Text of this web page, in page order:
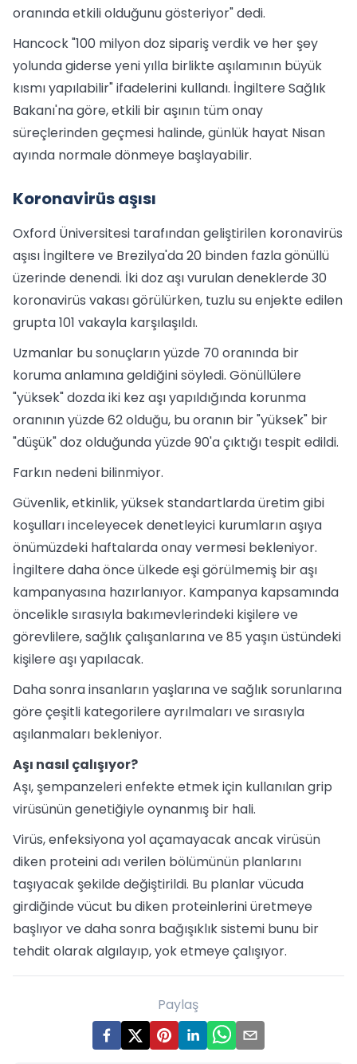
oranında etkili olduğunu gösteriyor" dedi.
Hancock "100 milyon doz sipariş verdik ve her şey
yolunda giderse yeni yılla birlikte aşılamının büyük
kısmı yapılabilir" ifadelerini kullandı. İngiltere Sağlık
Bakanı'na göre, etkili bir aşının tüm onay
süreçlerinden geçmesi halinde, günlük hayat Nisan
ayında normale dönmeye başlayabilir.
Koronavirüs aşısı
Oxford Üniversitesi tarafından geliştirilen koronavirüs
aşısı İngiltere ve Brezilya'da 20 binden fazla gönüllü
üzerinde denendi. İki doz aşı vurulan deneklerde 30
koronavirüs vakası görülürken, tuzlu su enjekte edilen
grupta 101 vakayla karşılaşıldı.
Uzmanlar bu sonuçların yüzde 70 oranında bir
koruma anlamına geldiğini söyledi. Gönüllülere
"yüksek" dozda iki kez aşı yapıldığında korunma
oranının yüzde 62 olduğu, bu oranın bir "yüksek" bir
"düşük" doz olduğunda yüzde 90'a çıktığı tespit edildi.
Farkın nedeni bilinmiyor.
Güvenlik, etkinlik, yüksek standartlarda üretim gibi
koşulları inceleyecek denetleyici kurumların aşıya
önümüzdeki haftalarda onay vermesi bekleniyor.
İngiltere daha önce ülkede eşi görülmemiş bir aşı
kampanyasına hazırlanıyor. Kampanya kapsamında
öncelikle sırasıyla bakımevlerindeki kişilere ve
görevlilere, sağlık çalışanlarına ve 85 yaşın üstündeki
kişilere aşı yapılacak.
Daha sonra insanların yaşlarına ve sağlık sorunlarına
göre çeşitli kategorilere ayrılmaları ve sırasıyla
aşılanmaları bekleniyor.
Aşı nasıl çalışıyor?
Aşı, şempanzeleri enfekte etmek için kullanılan grip
virüsünün genetiğiyle oynanmış bir hali.
Virüs, enfeksiyona yol açamayacak ancak virüsün
diken proteini adı verilen bölümünün planlarını
taşıyacak şekilde değiştirildi. Bu planlar vücuda
girdiğinde vücut bu diken proteinlerini üretmeye
başlıyor ve daha sonra bağışıklık sistemi bunu bir
tehdit olarak algılayıp, yok etmeye çalışıyor.
Paylaş